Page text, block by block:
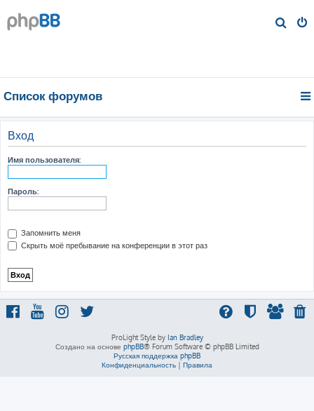
Список форумов
Вход
Имя пользователя:
Пароль:
Запомнить меня
Скрыть моё пребывание на конференции в этот раз
ProLight Style by Ian Bradley
Создано на основе phpBB® Forum Software © phpBB Limited
Русская поддержка phpBB
Конфиденциальность | Правила